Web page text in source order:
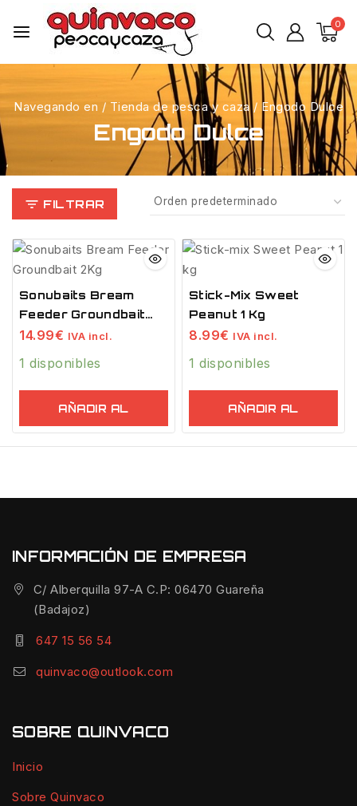
0
Navegando en / Tienda de pesca y caza / Engodo Dulce
Engodo Dulce
FILTRAR
Sonubaits Bream
Feeder Groundbait
2Kg
14.99€ IVA incl.
1 disponibles
AÑADIR AL
CARRITO
Stick-Mix Sweet
Peanut 1 Kg
8.99€ IVA incl.
1 disponibles
AÑADIR AL
CARRITO
INFORMACIÓN DE EMPRESA
C/ Alberquilla 97-A C.P: 06470 Guareña
(Badajoz)
647 15 56 54
quinvaco@outlook.com
SOBRE QUINVACO
Inicio
Sobre Quinvaco